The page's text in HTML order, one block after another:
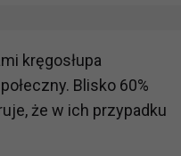
kręgosłupa
Blisko 60%
że w ich przypadku